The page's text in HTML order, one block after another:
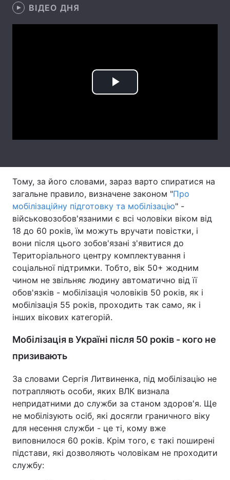
Тема оформлення
ВІДЕО ДНЯ
Play
Тому, за його словами, зараз варто спиратися на
загальне правило, визначене законом "Про
мобілізаційну підготовку та мобілізацію" -
військовозобов'язаними є всі чоловіки віком від
18 до 60 років, їм можуть вручати повістки, і
вони після цього зобов'язані з'явитися до
Територіального центру комплектування і
соціальної підтримки. Тобто, вік 50+ жодним
чином не звільняє людину автоматично від її
обов'язків - мобілізація чоловіків 50 років, як і
мобілізація 55 років, проходить так само, як і
інших вікових категорій.
Мобілізація в Україні після 50 років - кого не
призивають
За словами Сергія Литвиненка, під мобілізацію не
потрапляють особи, яких ВЛК визнала
непридатними до служби за станом здоров'я. Ще
не мобілізують осіб, які досягли граничного віку
для несення служби - це ті, кому вже
виповнилося 60 років. Крім того, є такі поширені
підстави, які дозволяють чоловікам не проходити
службу: